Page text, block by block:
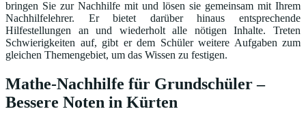
bringen Sie zur Nachhilfe mit und lösen sie gemeinsam mit Ihrem
Nachhilfelehrer. Er bietet darüber hinaus entsprechende
Hilfestellungen an und wiederholt alle nötigen Inhalte. Treten
Schwierigkeiten auf, gibt er dem Schüler weitere Aufgaben zum
gleichen Themengebiet, um das Wissen zu festigen.
Mathe-Nachhilfe für Grundschüler –
Bessere Noten in Kürten